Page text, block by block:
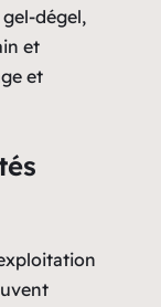
dégel,
et
et